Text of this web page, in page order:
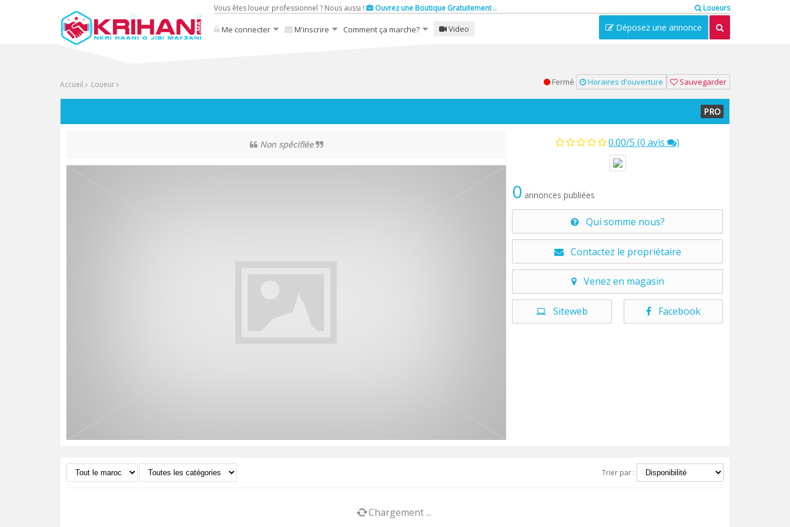
Vous êtes loueur professionnel ? Nous aussi ! Ouvrez une Boutique Gratuitement .. Loueurs
Me connecter M'inscrire Comment ça marche? Video Déposez une annonce
Accueil Loueur Sauvegarder
Fermé Horaires d'ouverture
PRO
Non spécifiée 0.00/5 (0 avis )
0 annonces publiées
Qui somme nous?
Contactez le propriétaire
Venez en magasin
Siteweb Facebook
Trier par :
Chargement ...